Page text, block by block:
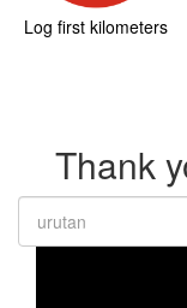
Log first kilometers
Thank
urutan